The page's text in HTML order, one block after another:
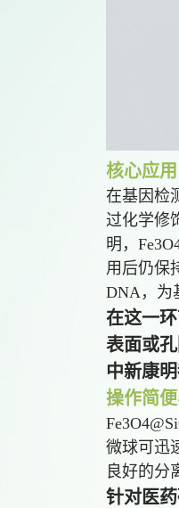
核心应
在基因检
过化学修
明，
用后仍保
DNA，为
在这一
表面或
中新康
操作简
微球可迅
良好的分
针对医